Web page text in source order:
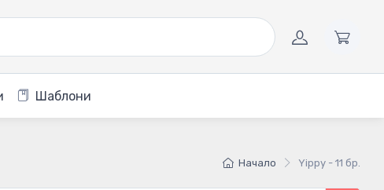
Шаблони
Начало Yippy - 11 бр.